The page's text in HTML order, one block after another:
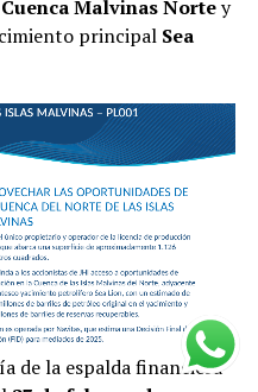
Cuenca Malvinas Nortey
principal Sea
de la espalda financiera